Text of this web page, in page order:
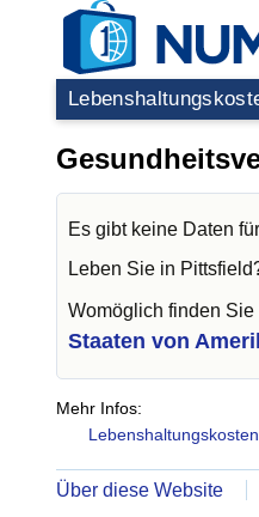
Es gibt keine Daten für
Leben Sie in Pittsfield
Womöglich finden
Staaten von
Mehr Infos:
Lebenshaltungskosten
Über diese Website